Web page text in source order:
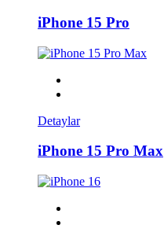
iPhone 15 Pro
Detaylar
iPhone 15 Pro Max